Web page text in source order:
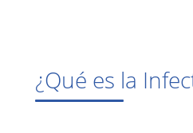
¿Qué es la